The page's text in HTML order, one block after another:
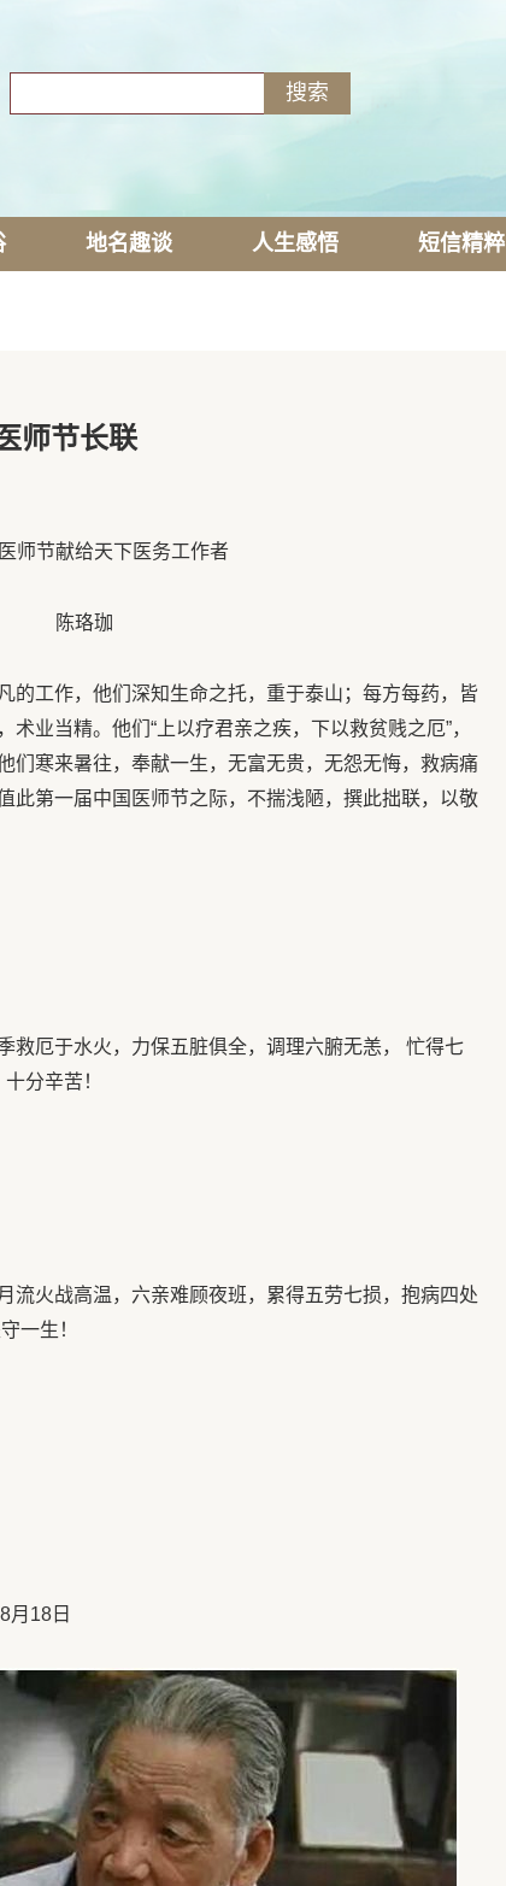
地名趣谈 人生感悟 短信精粹
师节长联
师节献给天下医务工作者
陈珞珈
的工作，他们深知生命之托，重于泰山；每方每药，皆
业当精。他们“上以疗君亲之疾，下以救贫贱之厄”，
们寒来暑往，奉献一生，无富无贵，无怨无悔，救病痛
此第一届中国医师节之际，不揣浅陋，撰此拙联，以敬
救厄于水火，力保五脏俱全，调理六腑无恙， 忙得七
分辛苦！
流火战高温，六亲难顾夜班，累得五劳七损，抱病四处
一生！
月18日